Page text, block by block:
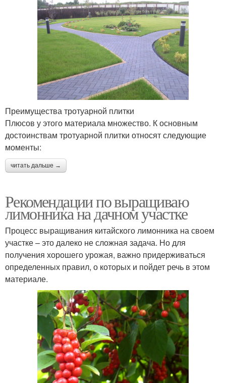
Преимущества тротуарной плитки
Плюсов у этого материала множество. К основным
достоинствам тротуарной плитки относят следующие
моменты:
читать дальше →
Рекомендации по выращиваю
лимонника на дачном участке
Процесс выращивания китайского лимонника на своем
участке – это далеко не сложная задача. Но для
получения хорошего урожая, важно придерживаться
определенных правил, о которых и пойдет речь в этом
материале.